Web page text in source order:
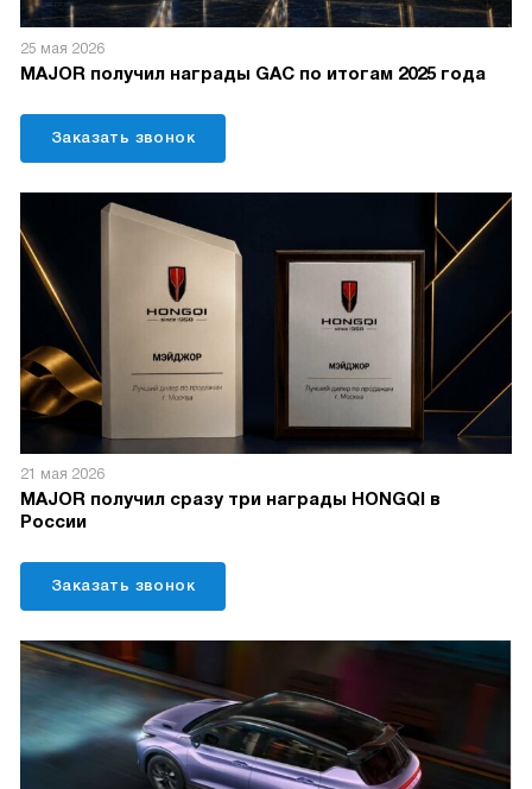
25 мая 2026
MAJOR получил награды GAC по итогам 2025 года
Заказать звонок
21 мая 2026
MAJOR получил сразу три награды HONGQI в
России
Заказать звонок